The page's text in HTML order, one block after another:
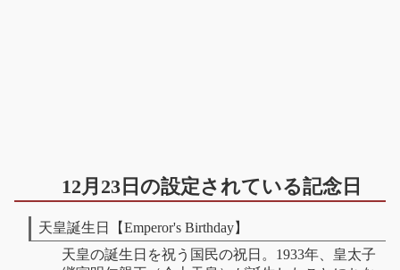
12月23日の設定されている記念日
天皇誕生日【Emperor's Birthday】
天皇の誕生日を祝う国民の祝日。1933年、皇太子